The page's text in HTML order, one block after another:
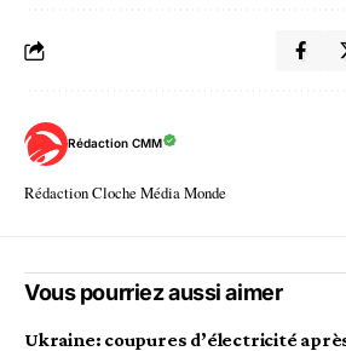
Rédaction CMM
Rédaction Cloche Média Monde
Vous pourriez aussi aimer
Ukraine: coupures d’électricité